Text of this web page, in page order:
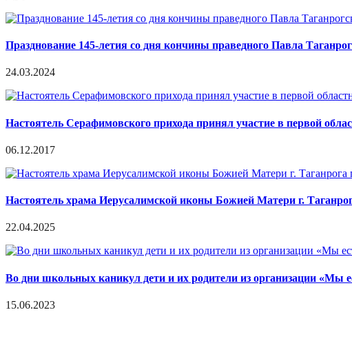
Празднование 145-летия со дня кончины праведного Павла
24.03.2024
Настоятель Серафимовского прихода принял участие в первой
06.12.2017
Настоятель храма Иерусалимской иконы Божией Матери г.
22.04.2025
Во дни школьных каникул дети и их родители из организации «Мы
15.06.2023